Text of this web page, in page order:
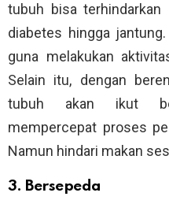
tubuh bisa
diabetes hingga
guna melakukan
Selain itu, dengan
tubuh akan ikut
mempercepat proses
Namun hindari makan
3. Bersepeda